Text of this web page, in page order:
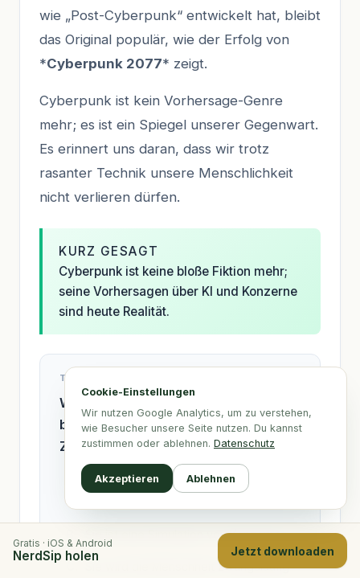
Gratis · iOS & Android
NerdSip holen Jetzt downloaden
Cookie-Einstellungen
Wir nutzen Google Analytics, um zu verstehen,
wie Besucher unsere Seite nutzen. Du kannst
zustimmen oder ablehnen. Datenschutz
Akzeptieren Ablehnen
wie „Post-Cyberpunk“ entwickelt hat, bleibt
das Original populär, wie der Erfolg von
*Cyberpunk 2077* zeigt.
Cyberpunk ist kein Vorhersage-Genre
mehr; es ist ein Spiegel unserer Gegenwart.
Es erinnert uns daran, dass wir trotz
rasanter Technik unsere Menschlichkeit
nicht verlieren dürfen.
KURZ GESAGT
Cyberpunk ist keine bloße Fiktion mehr;
seine Vorhersagen über KI und Konzerne
sind heute Realität.
TESTE DEIN WISSEN
Was ist laut William Gibsons
berühmtem Zitat wahr über die
Zukunft?
Sie ist schon da, nur nicht
Sie ist eine Simulation von Konzernen.
Sie wird die Menschheit zwangsläufig